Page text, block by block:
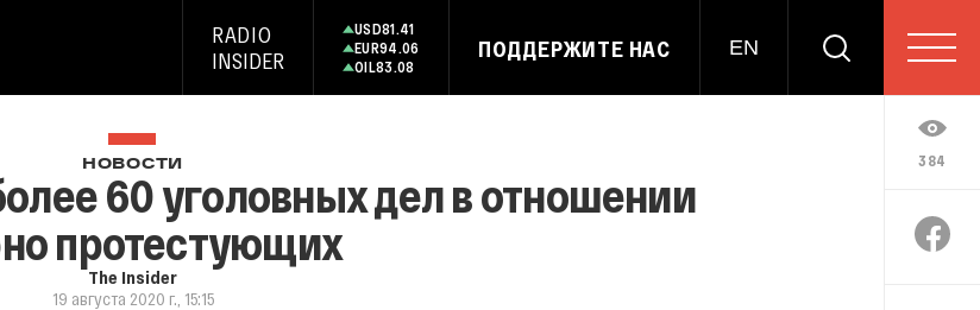
RADIO
INSIDER
USD81.41
EUR94.06
OIL83.08
ПОДДЕРЖИТЕ НАС EN
384
НОВОСТИ
60 уголовных дел в отношении
протестующих
The Insider
19 августа 2020 г., 15:15